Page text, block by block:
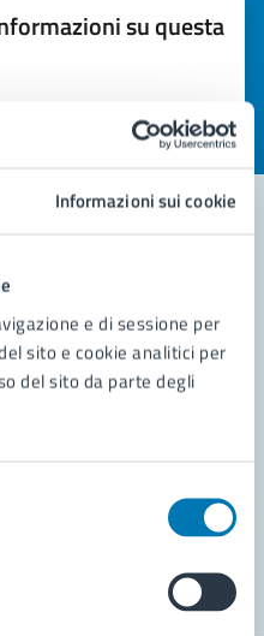
Informazioni sui cookie
e di sessione per
sito e cookie analitici per
del sito da parte degli
su questa
(da 1 a 5 stelle)
valutare la chiarezza delle